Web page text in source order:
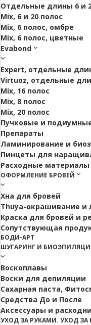
Отдельные длины 6 и
Mix, 6 и 20 полос
Mix, 6 полос, омбре
Mix, 6 полос, цветные
Evabond
Expert, отдельные
Virtuoz, отдельные
Mix, 16 полос
Mix, 8 полос
Mix, 20 полос
Пучковые и
Препараты
Ламинирование и
Пинцеты для
Расходные материалы
ОФОРМЛЕНИЕ БРОВЕЙ
Хна для бровей
Thuya-окрашивание и
Краска для бровей и
Сопутствующая
БОДИ-АРТ
ШУГАРИНГ И
Воскоплавы
Воски для депиляции
Сахарная паста,
Средства До и После
Аксессуары и
УХОД ЗА РУКАМИ. УХОД ЗА